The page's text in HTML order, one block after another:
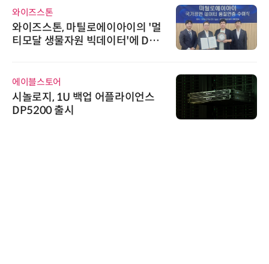
와이즈스톤
와이즈스톤, 마틸로에이아이의 '멀
티모달 생물자원 빅데이터'에 DQ
에이블스토어
시놀로지, 1U 백업 어플라이언스
DP5200 출시